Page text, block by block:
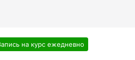
на курс ежедневно